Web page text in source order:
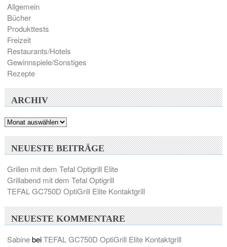
Allgemein
Bücher
Produkttests
Freizeit
Restaurants/Hotels
Gewinnspiele/Sonstiges
Rezepte
ARCHIV
Archiv
NEUESTE BEITRÄGE
Grillen mit dem Tefal Optigrill Elite
Grillabend mit dem Tefal Optigrill
TEFAL GC750D OptiGrill Elite Kontaktgrill
NEUESTE KOMMENTARE
SabinebeiTEFAL GC750D OptiGrill Elite Kontaktgrill